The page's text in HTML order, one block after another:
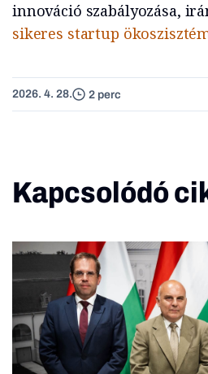
innováció szabályozása,
sikeres startup
2026. 4. 28. 2 perc
Kapcsolódó